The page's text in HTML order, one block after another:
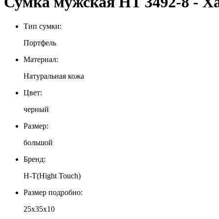
Тип сумки:
Портфель
Материал:
Натуральная кожа
Цвет:
черный
Размер:
большой
Бренд:
H-T(Hight Touch)
Размер подробно:
25х35х10